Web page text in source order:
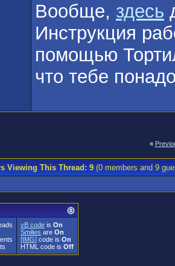
Вообще, здесь
Инструкция
помощью
что тебе
«
Viewing This Thread: 9(0 members and 9
vB code is On
Smilies are On
[IMG] code is On
HTML code is Off